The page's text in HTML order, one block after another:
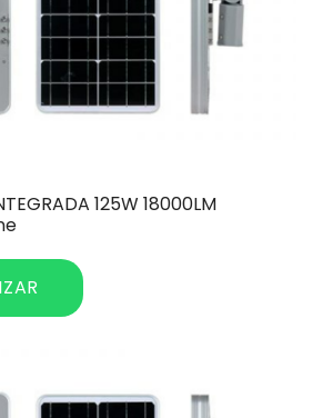
125W 18000LM